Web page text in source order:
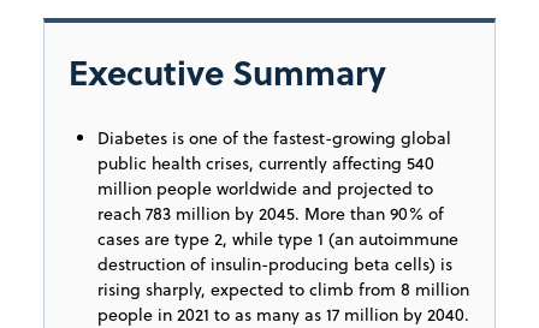
Executive Summary
Diabetes is one of the fastest-growing global
public health crises, currently affecting 540
million people worldwide and projected to
reach 783 million by 2045. More than 90% of
cases are type 2, while type 1 (an autoimmune
destruction of insulin-producing beta cells) is
rising sharply, expected to climb from 8 million
people in 2021 to as many as 17 million by 2040.